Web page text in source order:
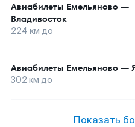
Авиабилеты Емельяново —
Владивосток
224 км до
Авиабилеты Емельяново —
302 км до
Показать